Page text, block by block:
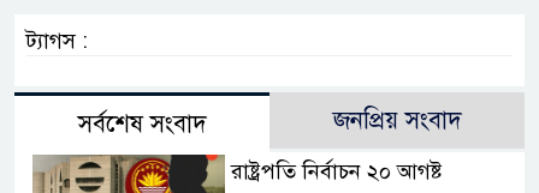
ট্যাগস :
সর্বশেষ সংবাদ জনপ্রিয় সংবাদ
রাষ্ট্রপতি নির্বাচন ২০ আগষ্ট